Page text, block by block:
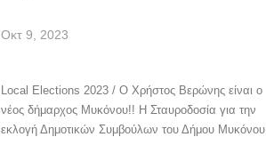
Οκτ 9, 2023
Local Elections 2023 / O Χρήστος Βερώνης είναι ο
νέος δήμαρχος Μυκόνου!! Η Σταυροδοσία για την
εκλογή Δημοτικών Συμβούλων του Δήμου Μυκόνου